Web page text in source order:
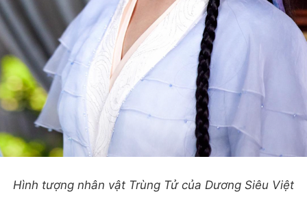
Hình tượng nhân vật Trùng Tử của Dương Siêu Việt